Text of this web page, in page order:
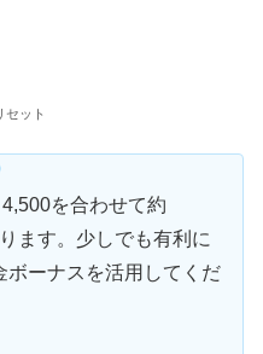
セット
を合わせて約
ます。少しでも有利に
ボーナスを活用してくだ